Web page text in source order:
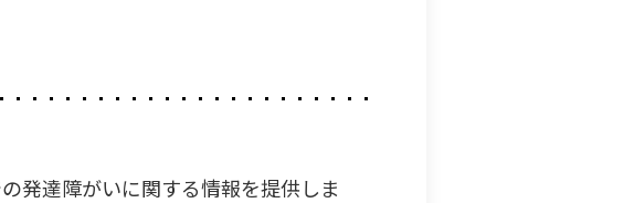
発達障がいに関する情報を提供しま